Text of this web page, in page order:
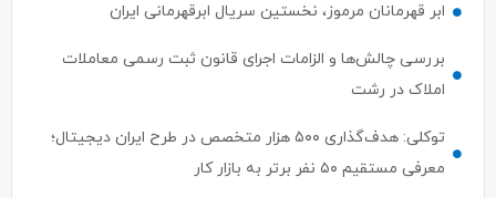
ابر قهرمانان مرموز، نخستین سریال ابرقهرمانی ایران
بررسی چالش‌ها و الزامات اجرای قانون ثبت رسمی معاملات
املاک در رشت
توکلی: هدف‌گذاری ۵۰۰ هزار متخصص در طرح ایران دیجیتال؛
معرفی مستقیم ۵۰ نفر برتر به بازار کار